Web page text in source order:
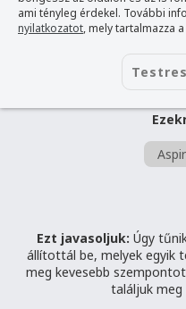
ami tényleg érdekel. További
nyilatkozatot, mely tartalmazza
Hűha! Ilyen
Ezt javasoljuk: Úgy
állítottál be, melyek egyik
meg kevesebb
találjuk